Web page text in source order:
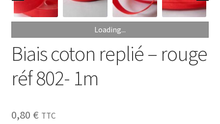
Paiement
Panier
Plan du site
Possibilité de retrait gratuit
Track your order
Loading...
Biais coton replié – rouge
réf 802- 1m
0,80 € TTC